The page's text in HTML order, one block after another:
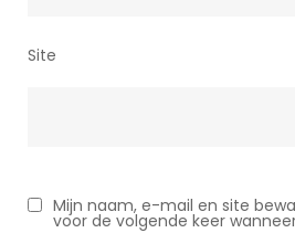
Site
Mijn naam, e-mail en site
voor de volgende keer